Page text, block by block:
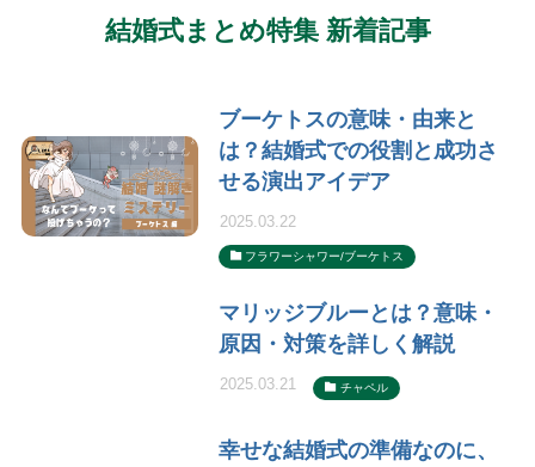
結婚式まとめ特集 新着記事
ブーケトスの意味・由来と
は？結婚式での役割と成功さ
せる演出アイデア
2025.03.22
フラワーシャワー/ブーケトス
マリッジブルーとは？意味・
原因・対策を詳しく解説
2025.03.21 チャペル
幸せな結婚式の準備なのに、